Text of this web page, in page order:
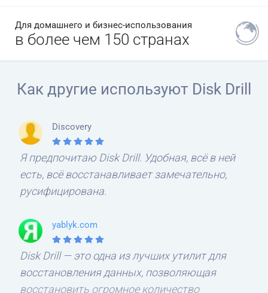
Для домашнего и бизнес-использования
в более чем 150 странах
Как другие используют Disk Drill
Discovery
Я предпочитаю Disk Drill. Удобная, всё в ней
есть, всё восстанавливает замечательно,
русифицирована.
yablyk.com
Disk Drill — это одна из лучших утилит для
восстановления данных, позволяющая
восстановить огромное количество